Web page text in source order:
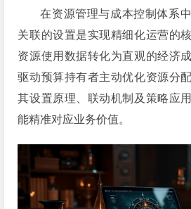
在资源管理与成本控制体系
关联的设置是实现精细化运营的
资源使用数据转化为直观的经济
驱动预算持有者主动优化资源分
其设置原理、联动机制及策略应
能精准对应业务价值。